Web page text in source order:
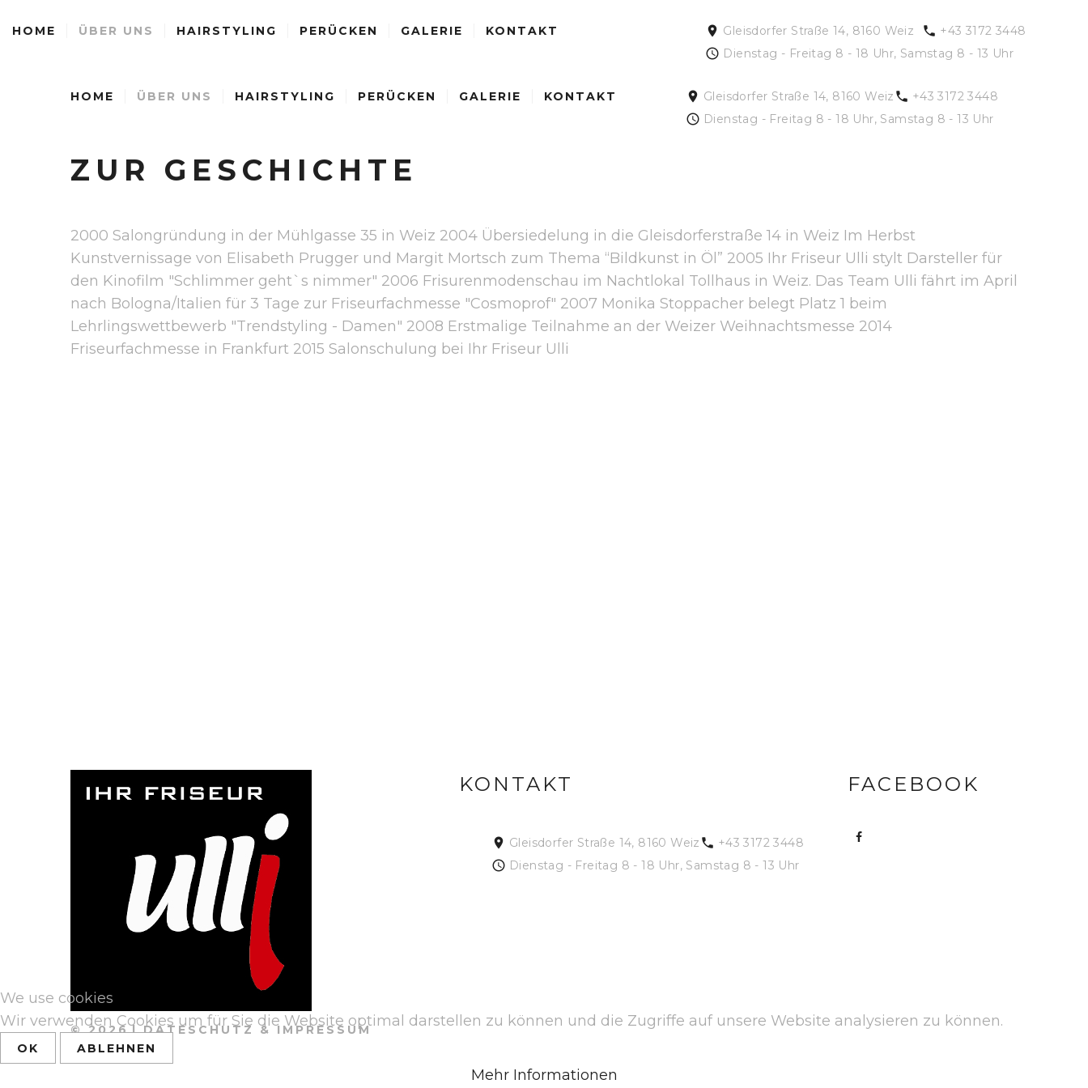
HOME ÜBER UNS HAIRSTYLING PERÜCKEN GALERIE KONTAKT Gleisdorfer Straße 14, 8160 Weiz
+43 3172 3448
Dienstag - Freitag 8 - 18 Uhr, Samstag 8 - 13 Uhr
HOME ÜBER UNS HAIRSTYLING PERÜCKEN GALERIE KONTAKT Gleisdorfer Straße 14, 8160 Weiz
+43 3172 3448
Dienstag - Freitag 8 - 18 Uhr, Samstag 8 - 13 Uhr
ZUR GESCHICHTE
2000 Salongründung in der Mühlgasse 35 in Weiz 2004 Übersiedelung in die Gleisdorferstraße 14 in Weiz Im Herbst
Kunstvernissage von Elisabeth Prugger und Margit Mortsch zum Thema “Bildkunst in Öl” 2005 Ihr Friseur Ulli stylt Darsteller für
den Kinofilm "Schlimmer geht`s nimmer" 2006 Frisurenmodenschau im Nachtlokal Tollhaus in Weiz. Das Team Ulli fährt im April
nach Bologna/Italien für 3 Tage zur Friseurfachmesse "Cosmoprof" 2007 Monika Stoppacher belegt Platz 1 beim
Lehrlingswettbewerb "Trendstyling - Damen" 2008 Erstmalige Teilnahme an der Weizer Weihnachtsmesse 2014
Friseurfachmesse in Frankfurt 2015 Salonschulung bei Ihr Friseur Ulli
©2026 DATESCHUTZ & IMPRESSUM
KONTAKT
Gleisdorfer Straße 14, 8160 Weiz
+43 3172 3448
Dienstag - Freitag 8 - 18 Uhr, Samstag 8 - 13 Uhr
FACEBOOK
We use cookies
Wir verwenden Cookies um für Sie die Website optimal darstellen zu können und die Zugriffe auf unsere Website analysieren zu können.
OK ABLEHNEN
Mehr Informationen